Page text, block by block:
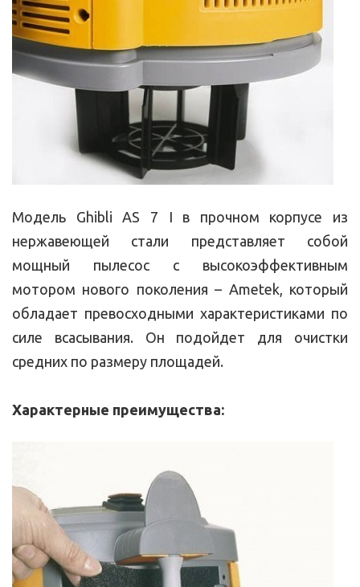
Модель Ghibli AS 7 I в прочном корпусе из
нержавеющей стали представляет собой
мощный пылесос с высокоэффективным
мотором нового поколения – Ametek, который
обладает превосходными характеристиками по
силе всасывания. Он подойдет для очистки
средних по размеру площадей.
Характерные преимущества: